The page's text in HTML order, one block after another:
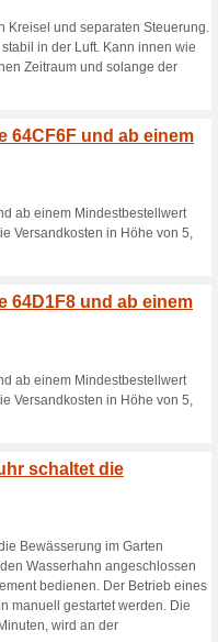
die
für alle
LiPo-
von
für fast alle